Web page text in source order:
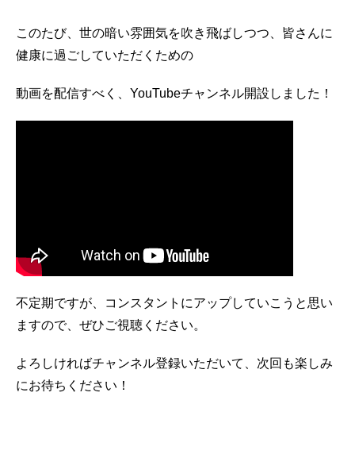
このたび、世の暗い雰囲気を吹き飛ばしつつ、皆さんに
健康に過ごしていただくための
動画を配信すべく、YouTubeチャンネル開設しました！
不定期ですが、コンスタントにアップしていこうと思い
ますので、ぜひご視聴ください。
よろしければチャンネル登録いただいて、次回も楽しみ
にお待ちください！